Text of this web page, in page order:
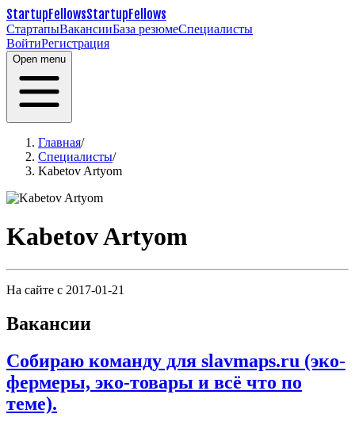
StartupFellowsStartupFellows
СтартапыВакансииБаза резюмеСпециалисты
ВойтиРегистрация
Open menu
Главная/
Специалисты/
Kabetov Artyom
Kabetov Artyom
На сайте с 2017-01-21
Вакансии
Собираю команду для slavmaps.ru (эко-
фермеры, эко-товары и всё что по
теме).